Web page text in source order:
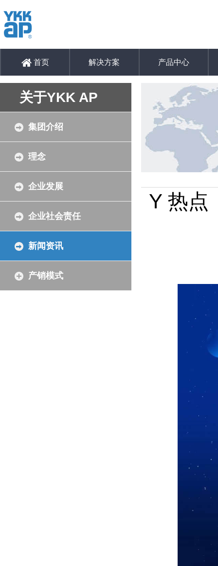
首页 解决方案 产品中心
关于YKK AP
集团介绍
理念
企业发展
企业社会责任
新闻资讯
产销模式
Y 热点